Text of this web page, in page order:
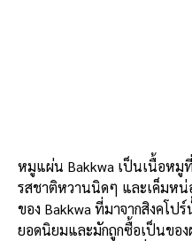
หมูแผ่น Bakkwa เป็นเนื้อหมู
รสชาติหวานนิดๆ และเค็มหน่
ของ Bakkwa ที่มาจากสิงคโป
ยอดนิยมและมักถูกซื้อเป็นขอ